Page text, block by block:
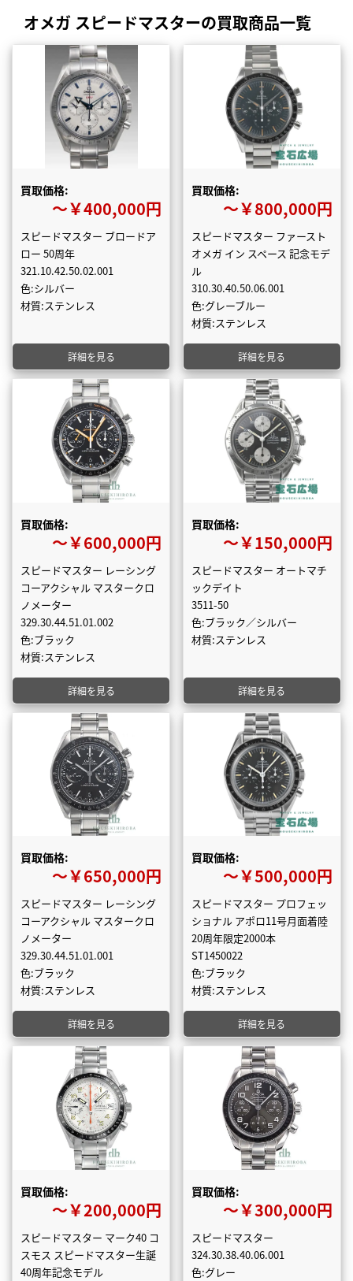
オメガ スピードマスターの買取商品一覧
買取価格:
〜￥400,000円
スピードマスター ブロードア
ロー 50周年
321.10.42.50.02.001
色:シルバー
材質:ステンレス
詳細を見る
買取価格:
〜￥800,000円
スピードマスター ファースト
オメガ イン スペース 記念モデ
ル
310.30.40.50.06.001
色:グレーブルー
材質:ステンレス
詳細を見る
買取価格:
〜￥600,000円
スピードマスター レーシング
コーアクシャル マスタークロ
ノメーター
329.30.44.51.01.002
色:ブラック
材質:ステンレス
詳細を見る
買取価格:
〜￥150,000円
スピードマスター オートマチ
ックデイト
3511-50
色:ブラック／シルバー
材質:ステンレス
詳細を見る
買取価格:
〜￥650,000円
スピードマスター レーシング
コーアクシャル マスタークロ
ノメーター
329.30.44.51.01.001
色:ブラック
材質:ステンレス
詳細を見る
買取価格:
〜￥500,000円
スピードマスター プロフェッ
ショナル アポロ11号月面着陸
20周年限定2000本
ST1450022
色:ブラック
材質:ステンレス
詳細を見る
買取価格:
〜￥200,000円
スピードマスター マーク40 コ
スモス スピードマスター生誕
40周年記念モデル
買取価格:
〜￥300,000円
スピードマスター
324.30.38.40.06.001
色:グレー